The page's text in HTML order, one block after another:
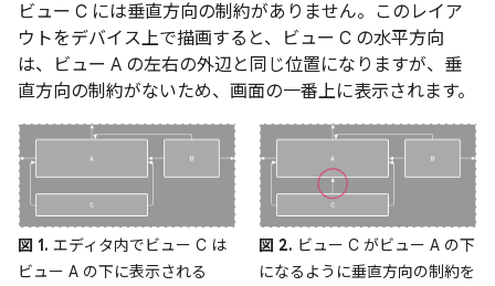
ビュー C には垂直方向の制約がありません。このレイア
ウトをデバイス上で描画すると、ビュー C の水平方向
は、ビュー A の左右の外辺と同じ位置になりますが、垂
直方向の制約がないため、画面の一番上に表示されます。
図 1. エディタ内でビュー C は
ビュー A の下に表示される
図 2. ビュー C がビュー A の下
になるように垂直方向の制約を